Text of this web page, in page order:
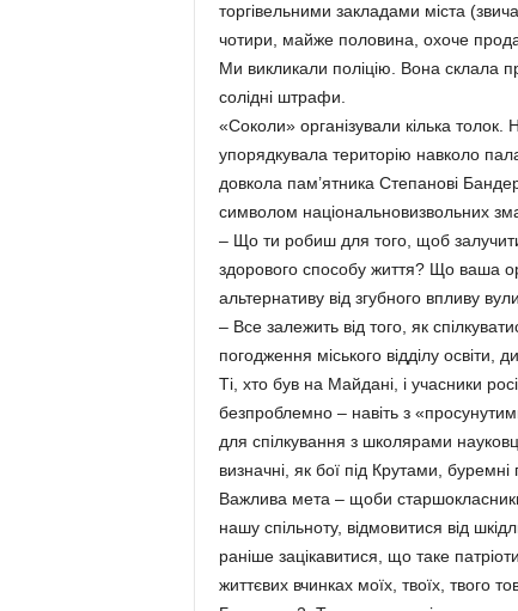
торгівельними закладами міста
чотири, майже половина, охоче
Ми викликали поліцію. Вона склала
солідні штрафи.
«Соколи» організували кілька
упорядкувала територію навколо
довкола пам’ятника Степанові
символом національновизвольних
– Що ти робиш для того, щоб
здорового способу життя? Що ваша
альтернативу від згубного впливу
– Все залежить від того, як
погодження міського відділу освіти,
Ті, хто був на Майдані, і учасники
безпроблемно – навіть з
для спілкування з школярами
визначні, як бої під Крутами, буремні
Важлива мета – щоби старшокласники
нашу спільноту, відмовитися від
раніше зацікавитися, що таке
життєвих вчинках моїх, твоїх, твого